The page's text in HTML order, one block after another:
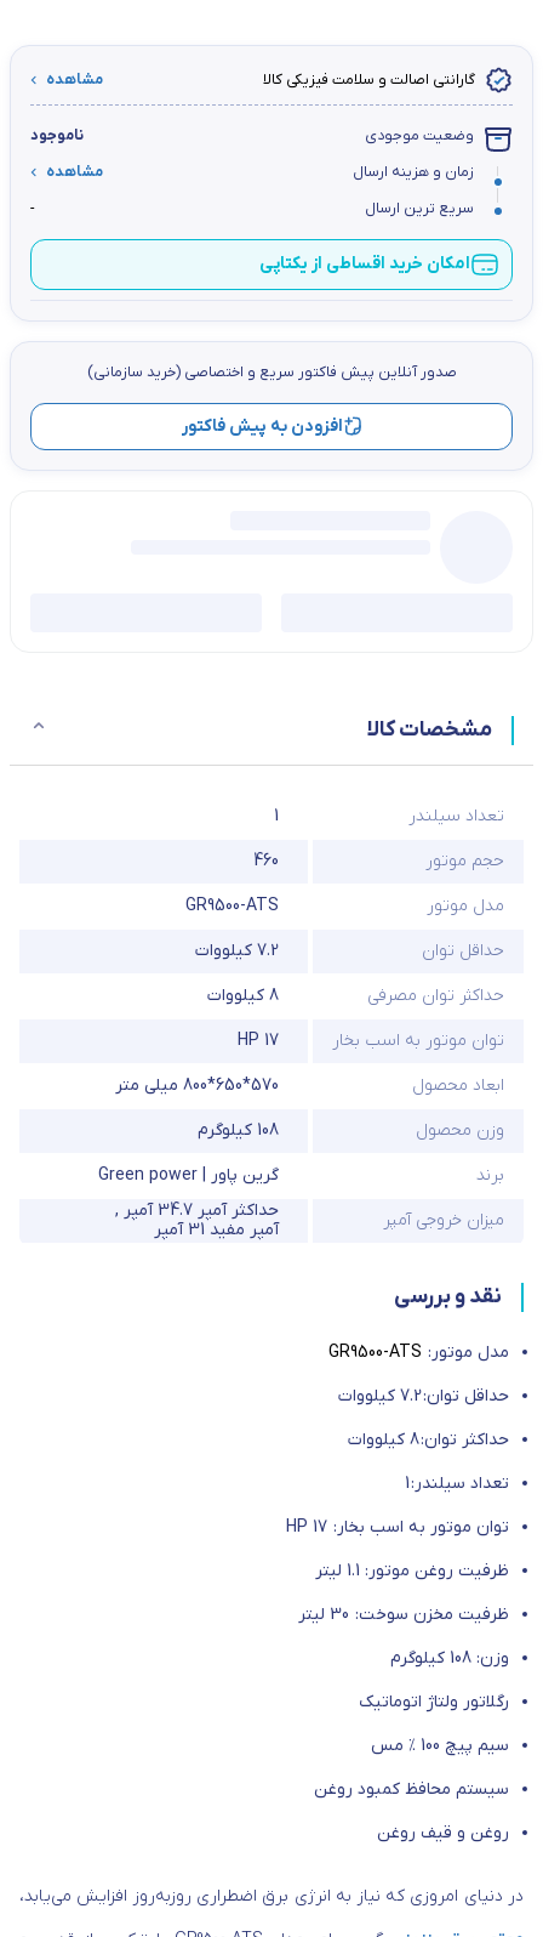
گارانتی اصالت و سلامت فیزیکی کالا مشاهده
وضعیت موجودی
ناموجود
زمان و هزینه ارسال
مشاهده
سریع ترین ارسال
-
امکان خرید اقساطی از یکتاپی
صدور آنلاین پيش فاكتور سریع و اختصاصي (خرید سازمانی)
افزودن به پیش فاکتور
مشخصات کالا
تعداد سیلندر
1
حجم موتور
460
مدل موتور
GR9500-ATS
حداقل توان
7.2 کیلووات
حداکثر توان مصرفی
8 کیلووات
توان موتور به اسب بخار
17 HP
ابعاد محصول
570*650*800 میلی متر
وزن محصول
108 کیلوگرم
برند
گرین پاور | Green power
میزان خروجی آمپر
حداکثر آمپر 34.7 آمپر
,
آمپر مفید 31 آمپر
نقد و بررسی
مدل موتور: GR9500-ATS
حداقل توان: 7.2 کیلووات
حداکثر توان: 8 کیلووات
تعداد سیلندر: 1
توان موتور به اسب بخار: 17 HP
ظرفیت روغن موتور: 1.1 لیتر
ظرفیت مخزن سوخت: 30 لیتر
وزن: 108 کیلوگرم
رگلاتور ولتاژ اتوماتیک
سیم پیچ 100 ٪ مس
سیستم محافظ کمبود روغن
روغن و قیف روغن
در دنیای امروزی که نیاز به انرژی برق اضطراری روزبه‌روز افزایش می‌یابد،